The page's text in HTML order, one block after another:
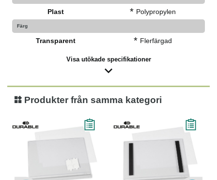
Plast * Polypropylen
Färg
Transparent * Flerfärgad
Visa utökade specifikationer
Produkter från samma kategori